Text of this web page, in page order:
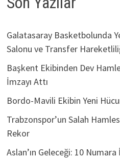
Galatasaray Basketbolunda
Salonu ve Transfer
Başkent Ekibinden Dev
İmzayı Attı
Bordo-Mavili Ekibin Yeni
Trabzonspor’un Salah
Rekor
Aslan’ın Geleceği: 10 Numara